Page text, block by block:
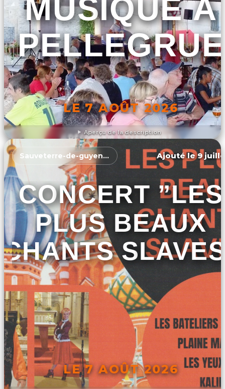
Aperçu de la description
MUSIQUE À
PELLEGRUE
LE 7 AOÛT 2026
DÉCOUVRIR L'ÉVÉNEMENT
Sauveterre-de-guyenne Ajouté le 9
CONCERT ”LES
PLUS BEAUX
CHANTS
LE 7 AOÛT 2026